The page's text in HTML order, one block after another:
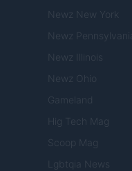
Newz New York
Newz Pennsylvania
Newz Illinois
Newz Ohio
Gameland
Hig Tech Mag
Scoop Mag
Lgbtqia News